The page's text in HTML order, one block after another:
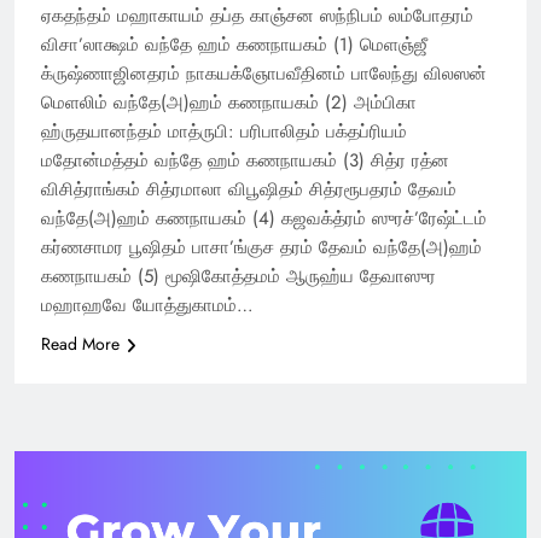
ஏகதந்தம் மஹாகாயம் தப்த காஞ்சன ஸந்நிபம் லம்போதரம்
விசா’லாக்ஷம் வந்தே ஹம் கணநாயகம் (1) மெளஞ்ஜீ
க்ருஷ்ணாஜினதரம் நாகயக்ஞோபவீதினம் பாலேந்து விலஸன்
மெளலிம் வந்தே(அ)ஹம் கணநாயகம் (2) அம்பிகா
ஹ்ருதயானந்தம் மாத்ருபி: பரிபாலிதம் பக்தப்ரியம்
மதோன்மத்தம் வந்தே ஹம் கணநாயகம் (3) சித்ர ரத்ன
விசித்ராங்கம் சித்ரமாலா விபூஷிதம் சித்ரரூபதரம் தேவம்
வந்தே(அ)ஹம் கணநாயகம் (4) கஜவக்த்ரம் ஸுரச்’ரேஷ்ட்டம்
கர்ணசாமர பூஷிதம் பாசா’ங்குச தரம் தேவம் வந்தே(அ)ஹம்
கணநாயகம் (5) மூஷிகோத்தமம் ஆருஹ்ய தேவாஸுர
மஹாஹவே யோத்துகாமம்…
Read More